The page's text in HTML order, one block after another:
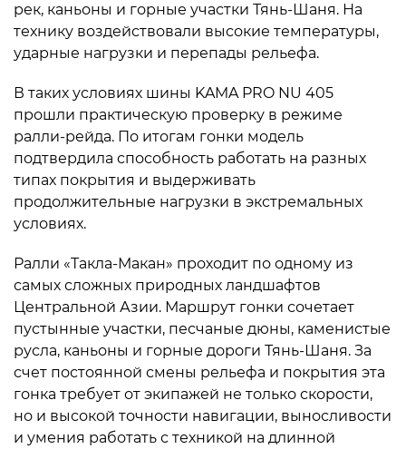
рек, каньоны и горные участки Тянь-Шаня. На
технику воздействовали высокие температуры,
ударные нагрузки и перепады рельефа.
В таких условиях шины KAMA PRO NU 405
прошли практическую проверку в режиме
ралли-рейда. По итогам гонки модель
подтвердила способность работать на разных
типах покрытия и выдерживать
продолжительные нагрузки в экстремальных
условиях.
Ралли «Такла-Макан» проходит по одному из
самых сложных природных ландшафтов
Центральной Азии. Маршрут гонки сочетает
пустынные участки, песчаные дюны, каменистые
русла, каньоны и горные дороги Тянь-Шаня. За
счет постоянной смены рельефа и покрытия эта
гонка требует от экипажей не только скорости,
но и высокой точности навигации, выносливости
и умения работать с техникой на длинной